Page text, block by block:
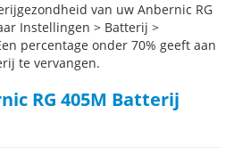
van uw Anbernic RG
Instellingen > Batterij >
percentage onder 70% geeft aan
te vervangen.
RG 405M Batterij